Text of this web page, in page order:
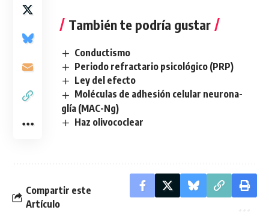
También te podría gustar
Conductismo
Periodo refractario psicológico (PRP)
Ley del efecto
Moléculas de adhesión celular neurona-
glía (MAC-Ng)
Haz olivococlear
Compartir este
Artículo